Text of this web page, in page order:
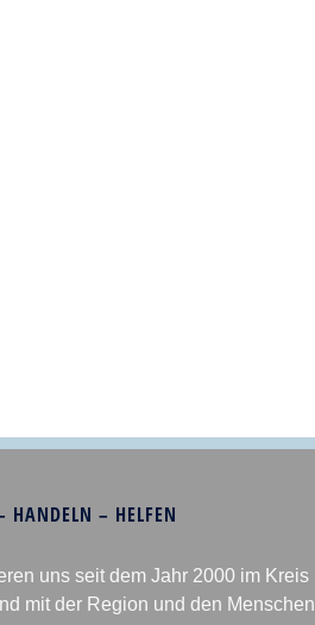
HANDELN – HELFEN
uns seit dem Jahr 2000 im Kreis
mit der Region und den Menschen